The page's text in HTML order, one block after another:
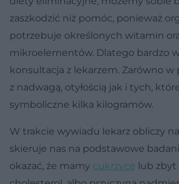
zaszkodzić niż pomóc, ponieważ
potrzebuje określonych witamin
mikroelementów. Dlatego bardzo
konsultacja z lekarzem. Zarówno w
z nadwagą, otyłością jak i tych,
symboliczne kilka kilogramów.
W trakcie wywiadu lekarz obliczy
skieruje nas na podstawowe
okazać, że mamy cukrzycę lub zbyt